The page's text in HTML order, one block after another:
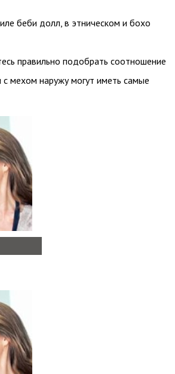
беби долл, в этническом и бохо
правильно подобрать соотношение
мехом наружу могут иметь самые